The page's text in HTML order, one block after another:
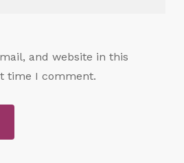
and website in this
time I comment.